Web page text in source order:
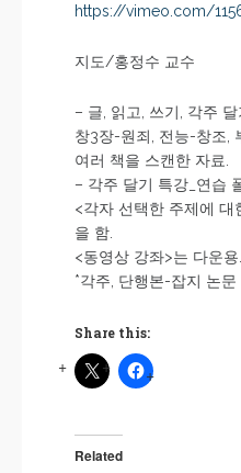
https://vimeo.com/
지도/홍정수 교수
– 글, 읽고, 쓰기, 각주
창3장-원죄, 전능-창조,
여러 책을 스캔한 자료.
– 각주 달기 특강_연습
<각자 선택한 주제에
을 함.
<동영상 강좌>는 다운용.
*각주, 단행본-잡지 논
Share this:
Related